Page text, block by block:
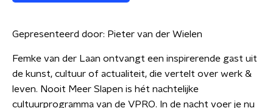
Gepresenteerd door: Pieter van der Wielen
Femke van der Laan ontvangt een inspirerende gast uit
de kunst, cultuur of actualiteit, die vertelt over werk &
leven. Nooit Meer Slapen is hét nachtelijke
cultuurprogramma van de VPRO. In de nacht voer je nu